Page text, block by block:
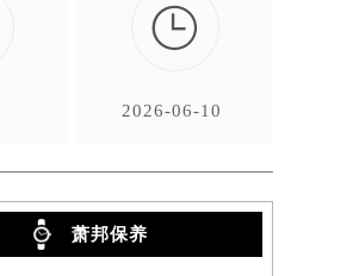

2026-06-10
萧邦保养